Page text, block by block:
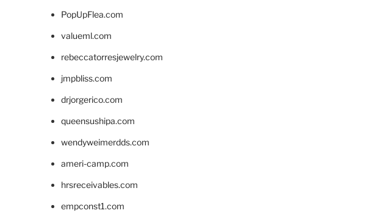
PopUpFlea.com
valueml.com
rebeccatorresjewelry.com
jmpbliss.com
drjorgerico.com
queensushipa.com
wendyweimerdds.com
ameri-camp.com
hrsreceivables.com
empconst1.com